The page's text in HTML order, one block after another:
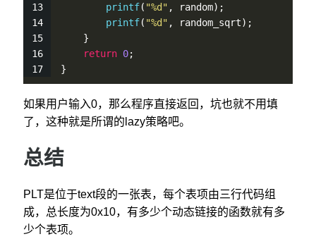
printf( "%d" , random);
printf( "%d" , random_sqrt);
    }
return 0;
}
如果用户输入0，那么程序直接返回，坑也就不用填
了，这种就是所谓的lazy策略吧。
总结
PLT是位于text段的一张表，每个表项由三行代码组
成，总长度为0x10，有多少个动态链接的函数就有多
少个表项。